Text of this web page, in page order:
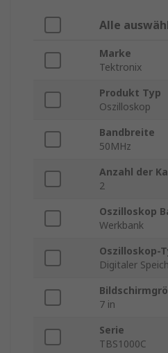
Alle
Marke
Tektronix
Produkt Typ
Oszilloskop
Bandbreite
50MHz
Anzahl der
2
Oszilloskop
Werkbank
Oszilloskop-
Digitaler
7 in
Serie
TBS1000C